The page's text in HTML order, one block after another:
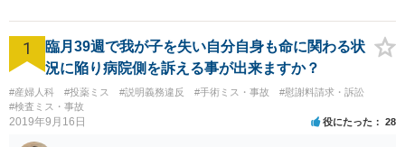
1
臨月39週で我が子を失い自分自身も命に関わる状
況に陥り病院側を訴える事が出来ますか？
#産婦人科 #投薬ミス #説明義務違反 #手術ミス・事故
#慰謝料請求・訴訟
#検査ミス・事故
2019年9月16日 役にたった 28